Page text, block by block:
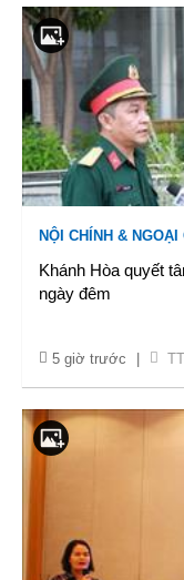
NỘI CHÍNH & NGOẠI
Khánh Hòa quyết
ngày đêm
5 giờ trước